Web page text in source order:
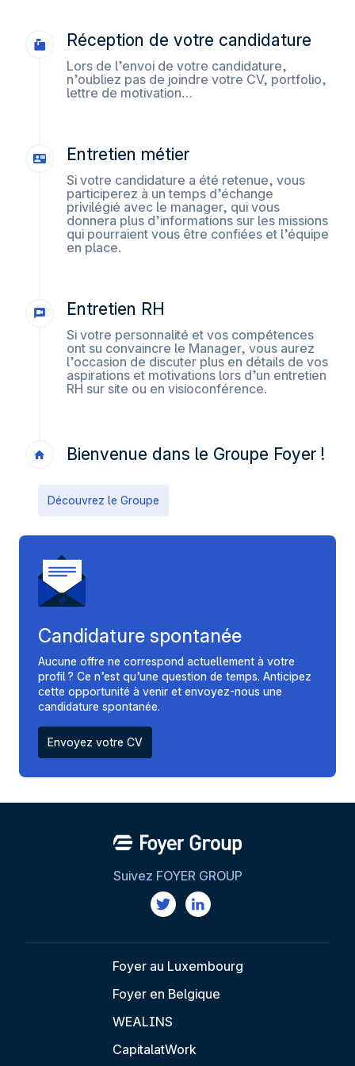
Réception de votre candidature
Lors de l’envoi de votre candidature,
n’oubliez pas de joindre votre CV, portfolio,
lettre de motivation…
Entretien métier
Si votre candidature a été retenue, vous
participerez à un temps d’échange
privilégié avec le manager, qui vous
donnera plus d’informations sur les missions
qui pourraient vous être confiées et l’équipe
en place.
Entretien RH
Si votre personnalité et vos compétences
ont su convaincre le Manager, vous aurez
l’occasion de discuter plus en détails de vos
aspirations et motivations lors d’un entretien
RH sur site ou en visioconférence.
Bienvenue dans le Groupe Foyer !
Découvrez le Groupe
Candidature spontanée
Aucune offre ne correspond actuellement à votre
profil ? Ce n’est qu’une question de temps. Anticipez
cette opportunité à venir et envoyez-nous une
candidature spontanée.
Envoyez votre CV
Suivez FOYER GROUP
Foyer au Luxembourg
Foyer en Belgique
WEALINS
CapitalatWork